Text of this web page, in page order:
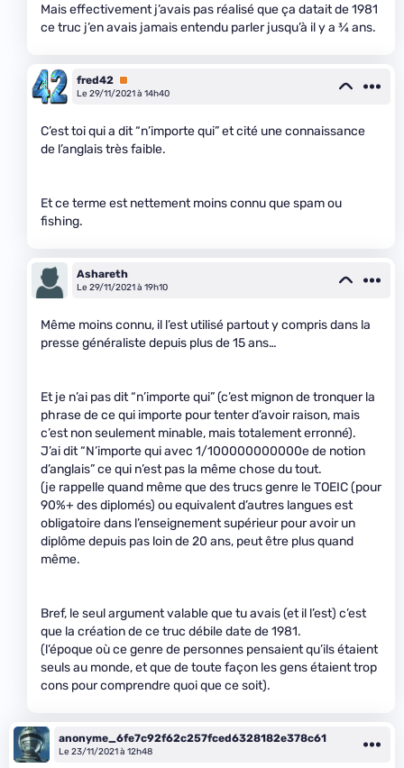
Mais effectivement j’avais pas réalisé que ça datait de 1981
ce truc j’en avais jamais entendu parler jusqu’à il y a 3⁄4ans.
fred42 Premium
Le 29/11/2021 à 14h40
C’est toi qui a dit “n’importe qui” et cité une connaissance
de l’anglais très faible.
Et ce terme est nettement moins connu que spam ou
fishing.
Ashareth
Le 29/11/2021 à 19h10
Même moins connu, il l’est utilisé partout y compris dans la
presse généraliste depuis plus de 15 ans…
Et je n’ai pas dit “n’importe qui” (c’est mignon de tronquer la
phrase de ce qui importe pour tenter d’avoir raison, mais
c’est non seulement minable, mais totalement erronné).
J’ai dit “N’importe qui avec 1/100000000000e de notion
d’anglais” ce qui n’est pas la même chose du tout.
(je rappelle quand même que des trucs genre le TOEIC (pour
90%+ des diplomés) ou equivalent d’autres langues est
obligatoire dans l’enseignement supérieur pour avoir un
diplôme depuis pas loin de 20 ans, peut être plus quand
même.
Bref, le seul argument valable que tu avais (et il l’est) c’est
que la création de ce truc débile date de 1981.
(l’époque où ce genre de personnes pensaient qu’ils étaient
seuls au monde, et que de toute façon les gens étaient trop
cons pour comprendre quoi que ce soit).
anonyme_6fe7c92f62c257fced6328182e378c61
Le 23/11/2021 à 12h48